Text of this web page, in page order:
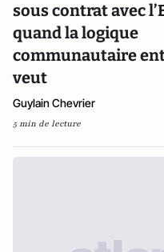
sous contrat avec
quand la logique
communautaire
veut
Guylain Chevrier
5 min de lecture